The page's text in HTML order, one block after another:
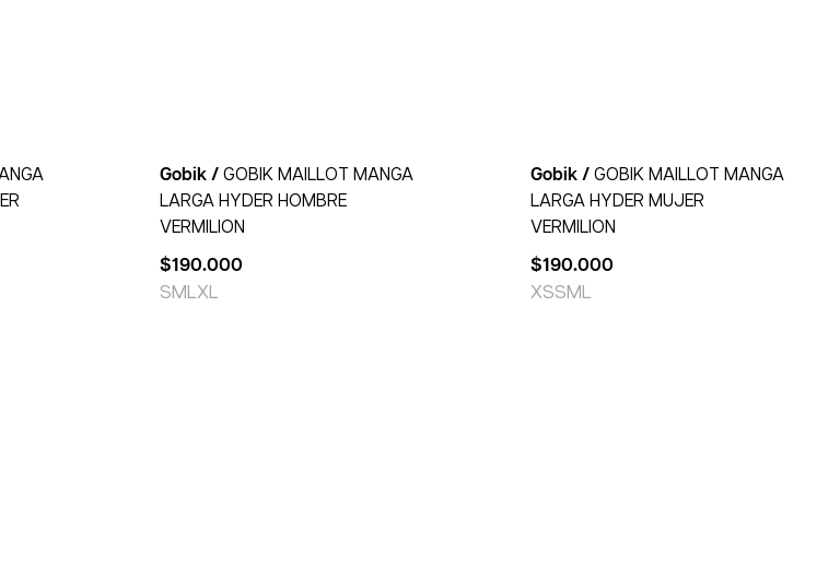
Gobik / GOBIK MAILLOT MANGA
LARGA HYDER HOMBRE
VERMILION
$190.000
SM LXL
Gobik / GOBIK MAILLOT MANGA
LARGA HYDER MUJER
VERMILION
$190.000
XSSM L